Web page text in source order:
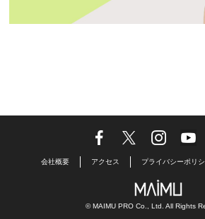
会社概要 アクセス プライバシーポリ
© MAIMU PRO Co., Ltd. All Rights